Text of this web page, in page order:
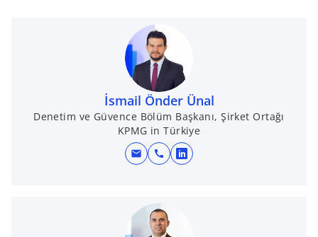
İsmail Önder Ünal
Denetim ve Güvence Bölüm Başkanı, Şirket Ortağı
KPMG in Türkiye
mail call
o